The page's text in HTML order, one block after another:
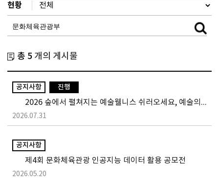
현황
총 5 개의 게시물
공지사항 진행
2026 숲에서 펼쳐지는 예술웰니스 쉬러오세요, 예술의 숲
2026.07.31
공지사항
제4회 문화체육관광 인공지능 데이터 활용 공모전
2026.05.20